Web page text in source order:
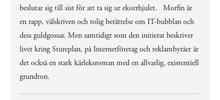
beslutar sig till sist för att ta sig ur ekorrhjulet. Morfin är
en rapp, välskriven och rolig berättelse om IT-bubblan och
dess guldgossar. Men samtidigt som den initierat beskriver
livet kring Stureplan, på Internetföretag och reklambyråer är
det också en stark kärleksroman med en allvarlig, existentiell
grundton.